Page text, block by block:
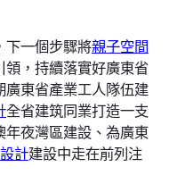
下一個步驟將親子空間
領，持續落實好廣東省
東省產業工人隊伍建
全省建筑同業打造一支
夜灣區建設、為廣東
計建設中走在前列注